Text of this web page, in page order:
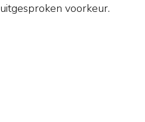
uitgesproken voorkeur.